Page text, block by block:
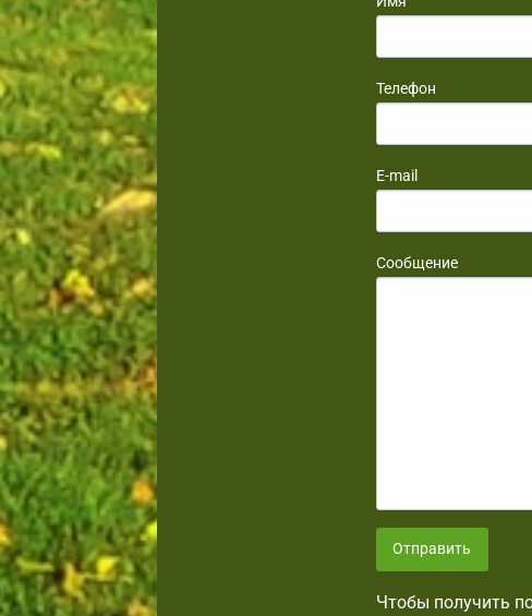
Телефон
E-mail
Сообщение
Отправить
Чтобы получить